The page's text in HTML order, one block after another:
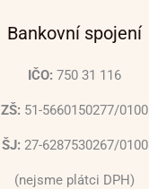
Bankovní spojení
IČO: 750 31 116
ZŠ: 51-5660150277/0100
ŠJ: 27-6287530267/0100
(nejsme plátci DPH)